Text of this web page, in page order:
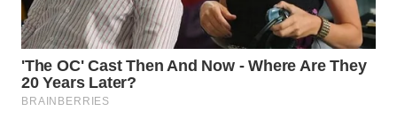
INFRASTRUKTUR
KONSUMEN